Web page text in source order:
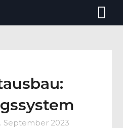
September 2023